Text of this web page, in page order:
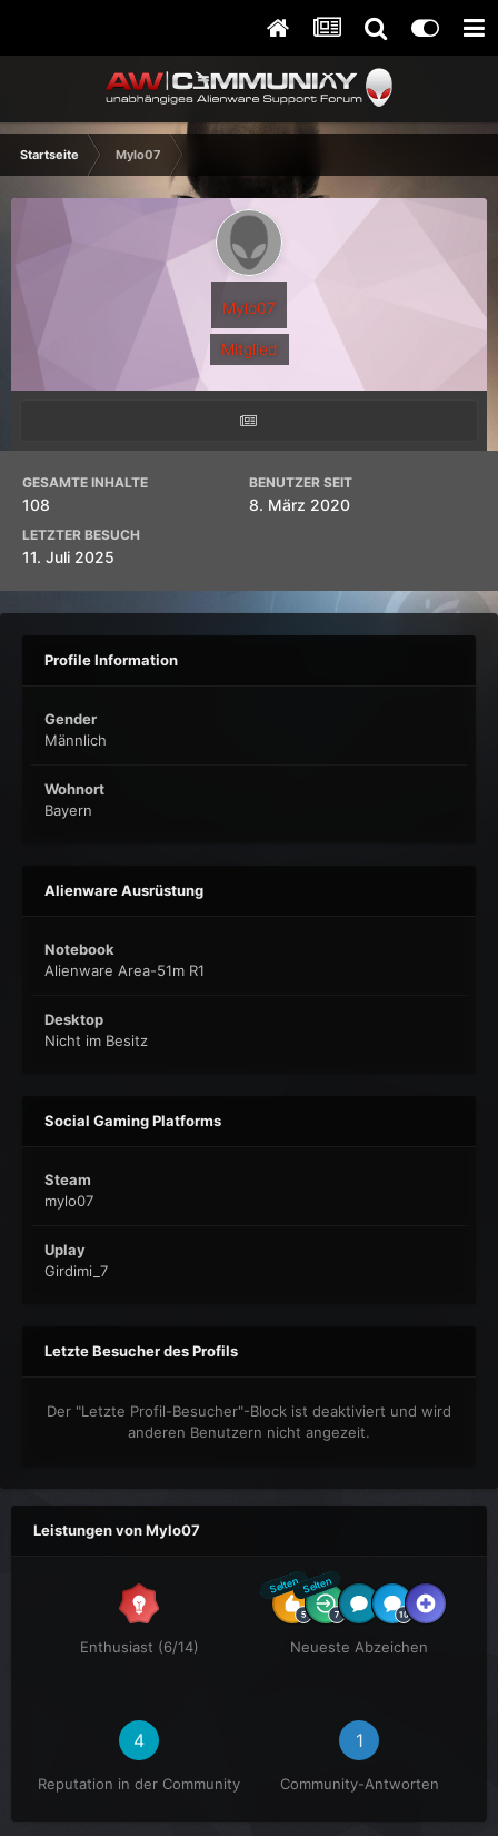
Startseite Mylo07
Mylo07
Mitglied
GESAMTE INHALTE
108
BENUTZER SEIT
8. März 2020
LETZTER BESUCH
11. Juli 2025
Profile Information
Gender
Männlich
Wohnort
Bayern
Alienware Ausrüstung
Notebook
Alienware Area-51m R1
Desktop
Nicht im Besitz
Social Gaming Platforms
Steam
mylo07
Uplay
Girdimi_7
Letzte Besucher des Profils
Der "Letzte Profil-Besucher"-Block ist deaktiviert und wird
anderen Benutzern nicht angezeit.
Leistungen von Mylo07
Enthusiast (6/14)
SeltenSelten
Neueste Abzeichen
4
Reputation in der Community
1
Community-Antworten